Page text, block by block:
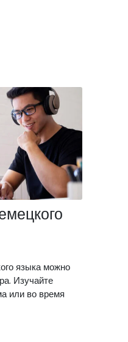
языка можно
Изучайте
или во время